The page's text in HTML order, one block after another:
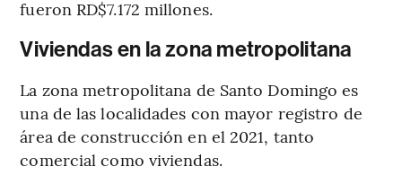
fueron RD$7.172 millones.
Viviendas en la zona metropolitana
La zona metropolitana de Santo Domingo es
una de las localidades con mayor registro de
área de construcción en el 2021, tanto
comercial como viviendas.